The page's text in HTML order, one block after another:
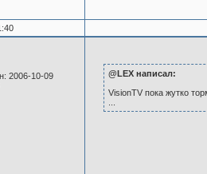
2006-10-09
@LEX написал:
VisionTV пока жутко